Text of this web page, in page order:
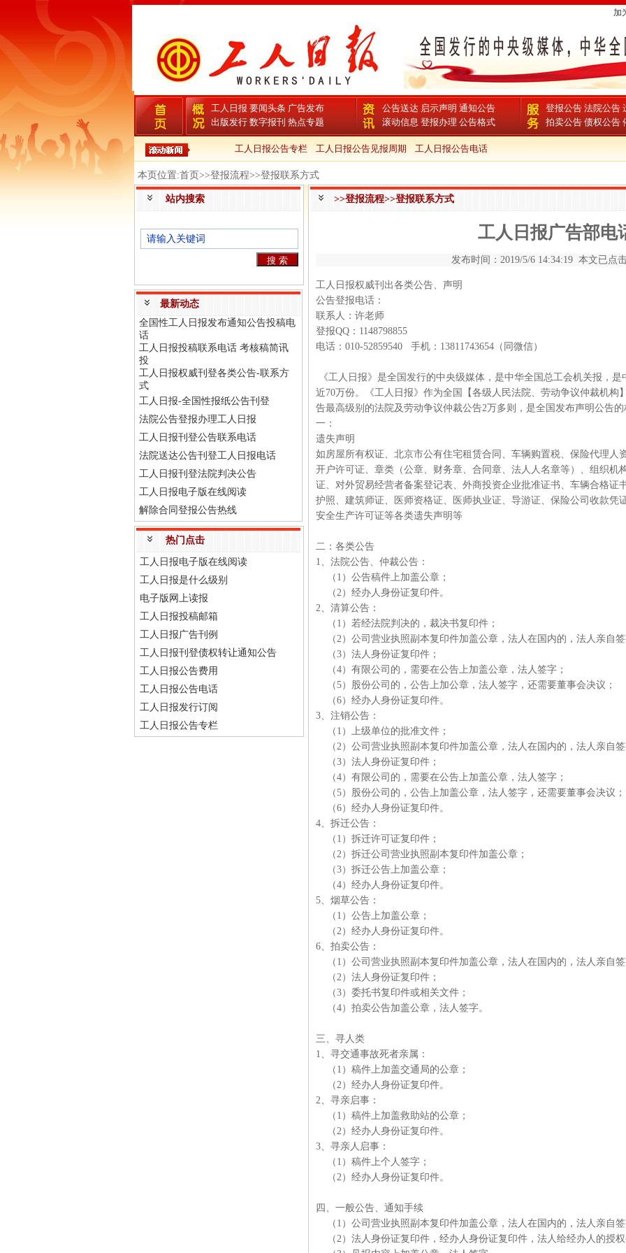
加
工人日报 要闻头条 广告发布
出版发行 数字报刊 热点专题
公告送达 启示声明 通知公告
滚动信息 登报办理 公告格式
登报公告 法院公告
拍卖公告 债权公告
工人日报公告专栏 工人日报公告见报周期 工人日报公告电话
本页位置:首页>>登报流程>>登报联系方式
站内搜索
最新动态
全国性工人日报发布通知公告投稿电
话
工人日报投稿联系电话 考核稿简讯
投
工人日报权威刊登各类公告-联系方
式
工人日报-全国性报纸公告刊登
法院公告登报办理工人日报
工人日报刊登公告联系电话
法院送达公告刊登工人日报电话
工人日报刊登法院判决公告
工人日报电子版在线阅读
解除合同登报公告热线
热门点击
工人日报电子版在线阅读
工人日报是什么级别
电子版网上读报
工人日报投稿邮箱
工人日报广告刊例
工人日报刊登债权转让通知公告
工人日报公告费用
工人日报公告电话
工人日报发行订阅
工人日报公告专栏
>>登报流程>>登报联系方式
工人日报广告部电
发布时间：2019/5/6 14:34:19 本文已点
工人日报权威刊出各类公告、声明
公告登报电话：
联系人：许老师
登报QQ：1148798855
电话：010-52859540 手机：13811743654（同微信）
《工人日报》是全国发行的中央级媒体，是中华全国总工会机关报，
近70万份。《工人日报》作为全国【各级人民法院、劳动争议仲裁机构
告最高级别的法院及劳动争议仲裁公告2万多则，是全国发布声明公告
一：
遗失声明
如房屋所有权证、北京市公有住宅租赁合同、车辆购置税、保险代理人
开户许可证、章类（公章、财务章、合同章、法人人名章等）、组织机
证、对外贸易经营者备案登记表、外商投资企业批准证书、车辆合格证
护照、建筑师证、医师资格证、医师执业证、导游证、保险公司收款凭
安全生产许可证等各类遗失声明等
二：各类公告
1、法院公告、仲裁公告：
（1）公告稿件上加盖公章；
（2）经办人身份证复印件。
2、清算公告：
（1）若经法院判决的，裁决书复印件；
（2）公司营业执照副本复印件加盖公章，法人在国内的，法人亲自签
（3）法人身份证复印件；
（4）有限公司的，需要在公告上加盖公章，法人签字；
（5）股份公司的，公告上加公章，法人签字，还需要董事会决议；
（6）经办人身份证复印件。
3、注销公告：
（1）上级单位的批准文件；
（2）公司营业执照副本复印件加盖公章，法人在国内的，法人亲自签
（3）法人身份证复印件；
（4）有限公司的，需要在公告上加盖公章，法人签字；
（5）股份公司的，公告上加盖公章，法人签字，还需要董事会决议；
（6）经办人身份证复印件。
4、拆迁公告：
（1）拆迁许可证复印件；
（2）拆迁公司营业执照副本复印件加盖公章；
（3）拆迁公告上加盖公章；
（4）经办人身份证复印件。
5、烟草公告：
（1）公告上加盖公章；
（2）经办人身份证复印件。
6、拍卖公告：
（1）公司营业执照副本复印件加盖公章，法人在国内的，法人亲自签
（2）法人身份证复印件；
（3）委托书复印件或相关文件；
（4）拍卖公告加盖公章，法人签字。
三、寻人类
1、寻交通事故死者亲属：
（1）稿件上加盖交通局的公章；
（2）经办人身份证复印件。
2、寻亲启事：
（1）稿件上加盖救助站的公章；
（2）经办人身份证复印件。
3、寻亲人启事：
（1）稿件上个人签字；
（2）经办人身份证复印件。
四、一般公告、通知手续
（1）公司营业执照副本复印件加盖公章，法人在国内的，法人亲自签
（2）法人身份证复印件，经办人身份证复印件，法人给经办人的授权